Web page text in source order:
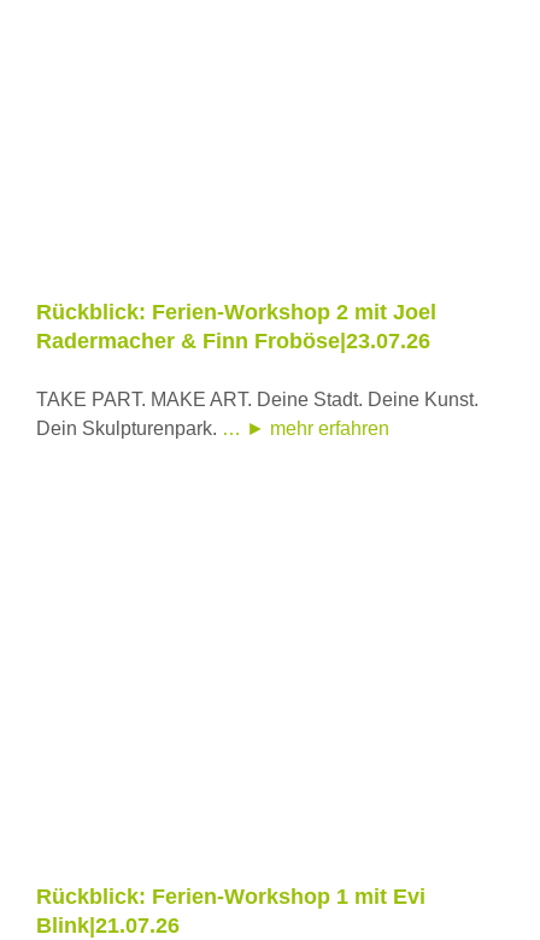
Rückblick: Ferien-Workshop 2 mit Joel
Radermacher & Finn Froböse|23.07.26
TAKE PART. MAKE ART. Deine Stadt. Deine Kunst.
Dein Skulpturenpark. … ► mehr erfahren
Rückblick: Ferien-Workshop 1 mit Evi
Blink|21.07.26